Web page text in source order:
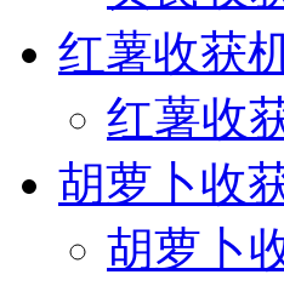
红薯收获
红薯收
胡萝卜收
胡萝卜